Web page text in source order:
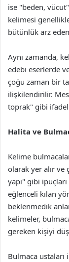
ise "beden,
kelimesi
bütünlük arz
Aynı zamanda,
edebi eserlerde
çoğu zaman bir
ilişkilendirilir.
toprak" gibi
Halita ve
Kelime
olarak yer alır ve
yapı" gibi
eğlenceli kılan
beklenmedik
kelimeler,
gereken kişiyi
Bulmaca